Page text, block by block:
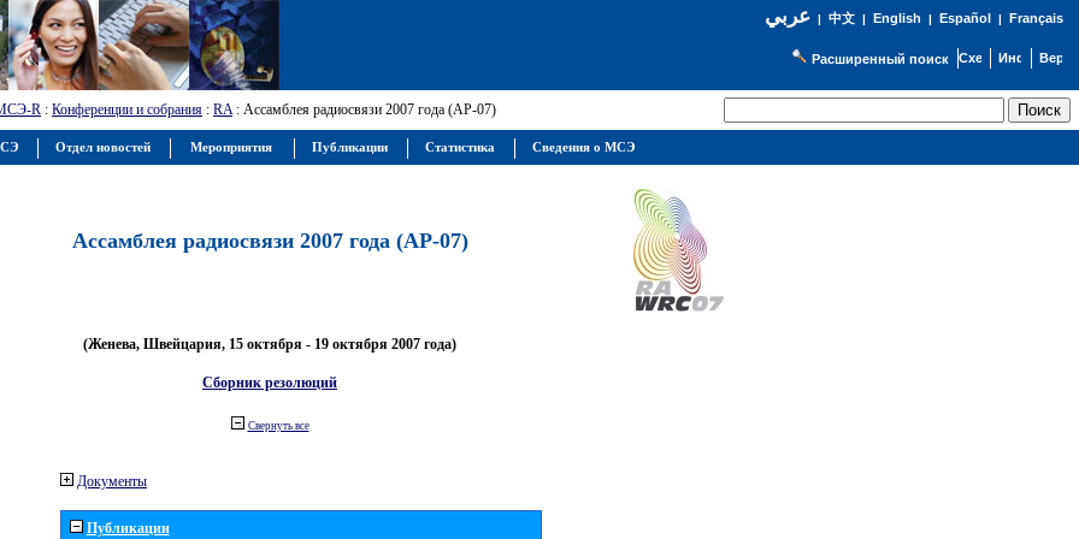
عربي| 中文| English | Español | Français
Расширенный поиск
R : Конференции и собрания : RA: Ассамблея радиосвязи 2007 года (АР-07)
Ассамблея радиосвязи 2007 года (АР-07)
(Женева, Швейцария, 15 октября - 19 октября 2007 года)
Сборник резолюций
Свернуть все
Документы
Публикации
Отдел новостей Мероприятия Публикации Статистика Сведения о МСЭ